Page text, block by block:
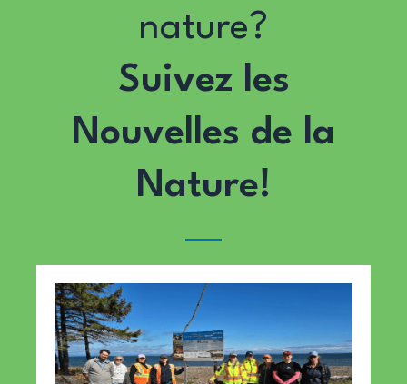
nature?
Suivez les
Nouvelles de la
Nature!